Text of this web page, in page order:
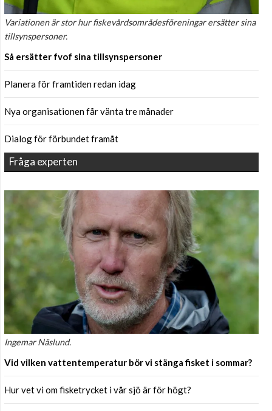
Variationen är stor hur fiskevårdsområdesföreningar ersätter sina
tillsynspersoner.
Så ersätter fvof sina tillsynspersoner
Planera för framtiden redan idag
Nya organisationen får vänta tre månader
Dialog för förbundet framåt
Fråga experten
Ingemar Näslund.
Vid vilken vattentemperatur bör vi stänga fisket i sommar?
Hur vet vi om fisketrycket i vår sjö är för högt?